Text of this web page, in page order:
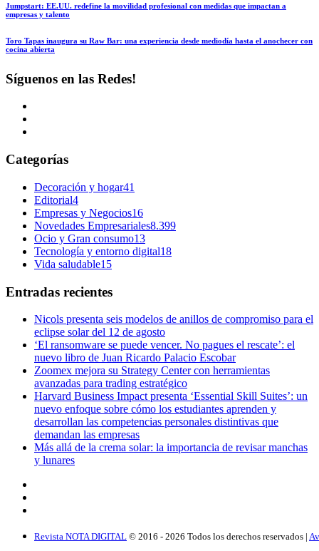
Jumpstart: EE.UU. redefine la movilidad profesional con medidas que impactan a
empresas y talento
Toro Tapas inaugura su Raw Bar: una experiencia desde mediodía hasta el anochecer con
cocina abierta
Síguenos en las Redes!
Categorías
Decoración y hogar41
Editorial4
Empresas y Negocios16
Novedades Empresariales8.399
Ocio y Gran consumo13
Tecnología y entorno digital18
Vida saludable15
Entradas recientes
Nicols presenta seis modelos de anillos de compromiso para el
eclipse solar del 12 de agosto
‘El ransomware se puede vencer. No pagues el rescate’: el
nuevo libro de Juan Ricardo Palacio Escobar
Zoomex mejora su Strategy Center con herramientas
avanzadas para trading estratégico
Harvard Business Impact presenta ‘Essential Skill Suites’: un
nuevo enfoque sobre cómo los estudiantes aprenden y
desarrollan las competencias personales distintivas que
demandan las empresas
Más allá de la crema solar: la importancia de revisar manchas
y lunares
Revista NOTA DIGITAL © 2016 - 2026 Todos los derechos reservados |